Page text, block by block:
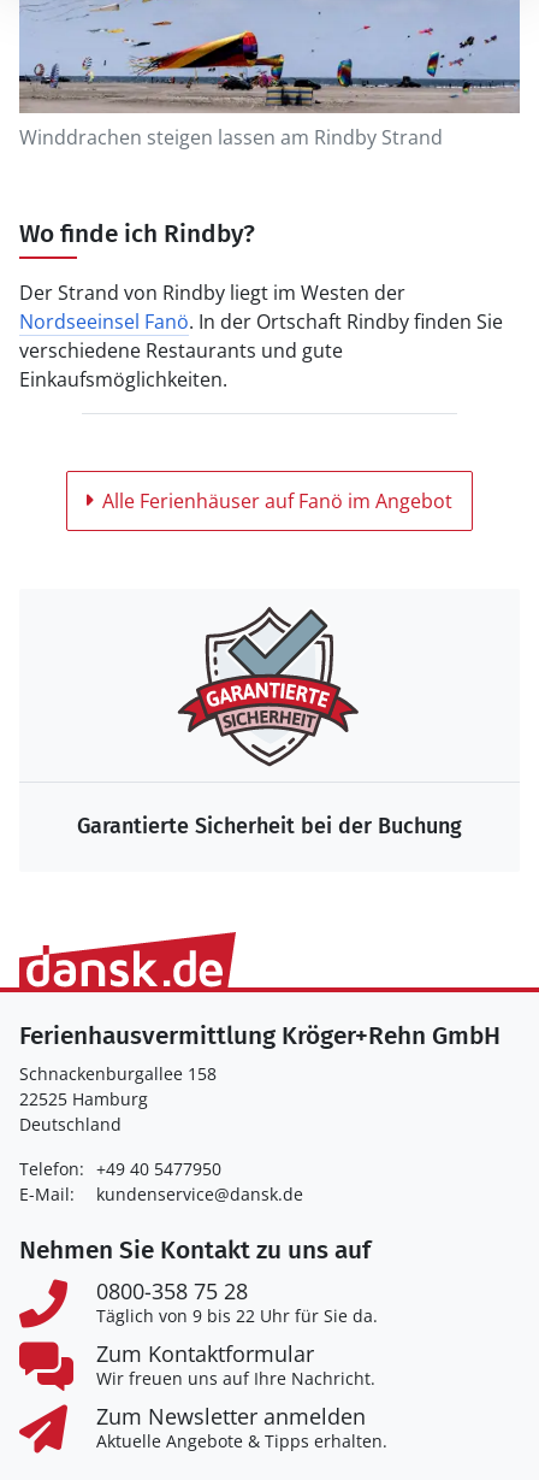
Winddrachen steigen lassen am Rindby Strand
Wo finde ich Rindby?
Der Strand von Rindby liegt im Westen der
Nordseeinsel Fanö. In der Ortschaft Rindby finden Sie
verschiedene Restaurants und gute
Einkaufsmöglichkeiten.
Alle Ferienhäuser auf Fanö im Angebot
Die größte Auswahl zum Bestpreis
Ferienhausvermittlung Kröger+Rehn GmbH
Schnackenburgallee 158
22525 Hamburg
Deutschland
Telefon: +49 40 5477950
E-Mail:
kundenservice@dansk.de
Nehmen Sie Kontakt zu uns auf
0800-358 75 28
Täglich von 9 bis 22 Uhr für Sie da.
Zum Kontaktformular
Wir freuen uns auf Ihre Nachricht.
Zum Newsletter anmelden
Aktuelle Angebote & Tipps erhalten.